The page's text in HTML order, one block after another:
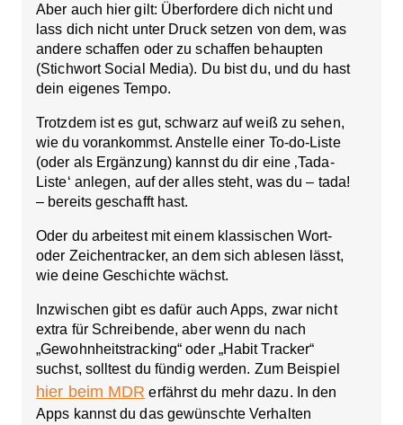
Aber auch hier gilt: Überfordere dich nicht und
lass dich nicht unter Druck setzen von dem, was
andere schaffen oder zu schaffen behaupten
(Stichwort Social Media). Du bist du, und du hast
dein eigenes Tempo.
Trotzdem ist es gut, schwarz auf weiß zu sehen,
wie du vorankommst. Anstelle einer To-do-Liste
(oder als Ergänzung) kannst du dir eine ‚Tada-
Liste‘ anlegen, auf der alles steht, was du – tada!
– bereits geschafft hast.
Oder du arbeitest mit einem klassischen Wort-
oder Zeichentracker, an dem sich ablesen lässt,
wie deine Geschichte wächst.
Inzwischen gibt es dafür auch Apps, zwar nicht
extra für Schreibende, aber wenn du nach
„Gewohnheitstracking“ oder „Habit Tracker“
suchst, solltest du fündig werden. Zum Beispiel
hier beim MDR erfährst du mehr dazu. In den
Apps kannst du das gewünschte Verhalten